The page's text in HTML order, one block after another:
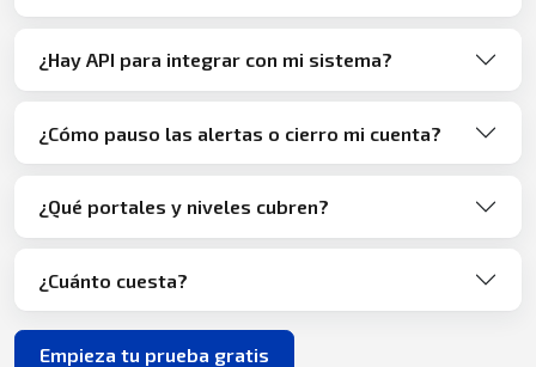
¿Hay API para integrar con mi sistema?
¿Cómo pauso las alertas o cierro mi cuenta?
¿Qué portales y niveles cubren?
¿Cuánto cuesta?
Empieza tu prueba gratis